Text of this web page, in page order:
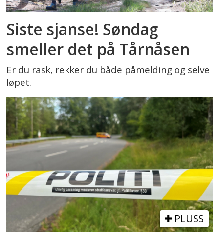
Siste sjanse! Søndag
smeller det på Tårnåsen
Er du rask, rekker du både påmelding og selve
løpet.
PLUSS